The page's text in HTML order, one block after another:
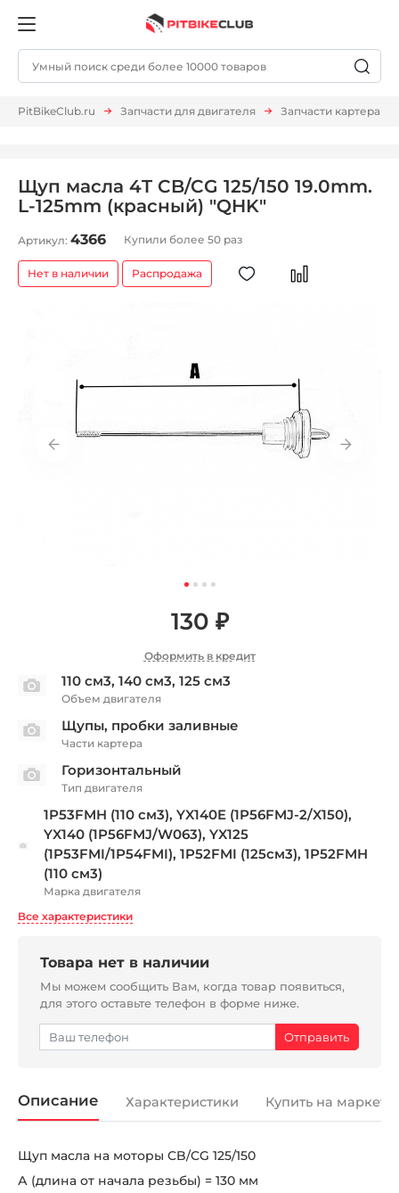
PitBikeClub.ru Запчасти для двигателя Запчасти картера
Щуп масла 4T CB/CG 125/150 19.0mm.
L-125mm (красный) "QHK"
Артикул: 4366 Купили более 50 раз
Нет в наличии Распродажа
130 ₽
Оформить в кредит
110 см3, 140 см3, 125 см3
Объем двигателя
Щупы, пробки заливные
Части картера
Горизонтальный
Тип двигателя
1P53FMH (110 см3), YX140E (1P56FMJ-2/X150),
YX140 (1P56FMJ/W063), YX125
(1P53FMI/1P54FMI), 1P52FMI (125см3), 1P52FMH
(110 см3)
Марка двигателя
Все характеристики
Товара нет в наличии
Мы можем сообщить Вам, когда товар появиться,
для этого оставьте телефон в форме ниже.
Описание Характеристики Купить на
Щуп масла на моторы CB/CG 125/150
А (длина от начала резьбы) = 130 мм